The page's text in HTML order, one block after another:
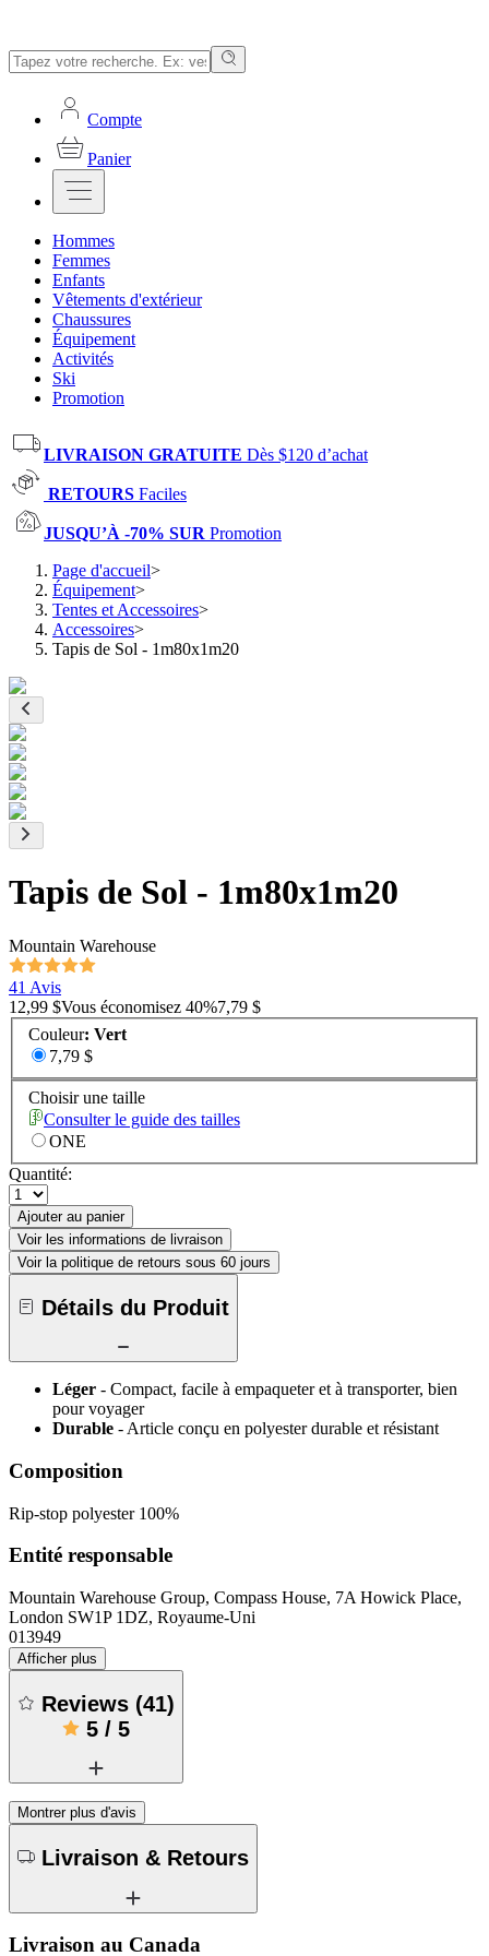
Compte
Panier
Hommes
Femmes
Enfants
Vêtements d'extérieur
Chaussures
Équipement
Activités
Ski
Promotion
LIVRAISON GRATUITE Dès $120 d’achat
RETOURS Faciles
JUSQU’À -70% SUR Promotion
Page d'accueil>
Équipement>
Tentes et Accessoires>
Accessoires>
Tapis de Sol - 1m80x1m20
Tapis de Sol - 1m80x1m20
Mountain Warehouse
41 Avis
12,99 $Vous économisez 40%7,79 $
Couleur: Vert
7,79 $
Choisir une taille
Consulter le guide des tailles
ONE
Quantité:
Ajouter au panier
Voir les informations de livraison
Voir la politique de retours sous 60 jours
Détails du Produit
Léger - Compact, facile à empaqueter et à transporter, bien
pour voyager
Durable - Article conçu en polyester durable et résistant
Composition
Rip-stop polyester 100%
Entité responsable
Mountain Warehouse Group, Compass House, 7A Howick Place,
London SW1P 1DZ, Royaume-Uni
013949
Afficher plus
Reviews (41)
5 / 5
Montrer plus d'avis
Livraison & Retours
Livraison au Canada